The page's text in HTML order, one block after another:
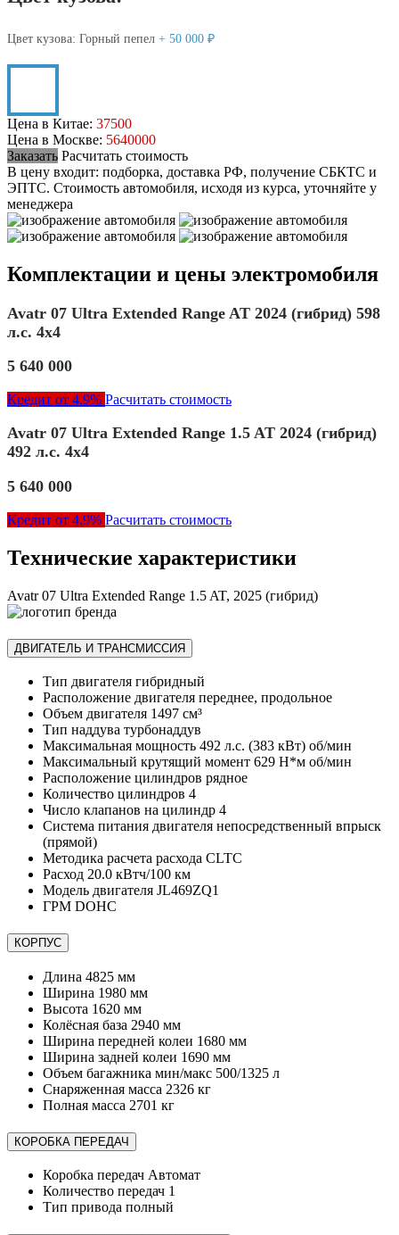
Цвет кузова: Горный пепел + 50 000 ₽
Цена в Китае: 37500
Цена в Москве: 5640000
Заказать Расчитать стоимость
В цену входит: подборка, доставка РФ, получение СБКТС и
ЭПТС. Стоимость автомобиля, исходя из курса, уточняйте у
менеджера
Комплектации и цены электромобиля
Avatr 07 Ultra Extended Range AT 2024 (гибрид) 598
л.с. 4x4
5 640 000
Кредит от 4.9% Расчитать стоимость
Avatr 07 Ultra Extended Range 1.5 AT 2024 (гибрид)
492 л.с. 4x4
5 640 000
Кредит от 4.9% Расчитать стоимость
Технические характеристики
Avatr 07 Ultra Extended Range 1.5 AT, 2025 (гибрид)
ДВИГАТЕЛЬ И ТРАНСМИССИЯ
Тип двигателя гибридный
Расположение двигателя переднее, продольное
Объем двигателя 1497 см³
Тип наддува турбонаддув
Максимальная мощность 492 л.с. (383 кВт) об/мин
Максимальный крутящий момент 629 Н*м об/мин
Расположение цилиндров рядное
Количество цилиндров 4
Число клапанов на цилиндр 4
Система питания двигателя непосредственный впрыск
(прямой)
Методика расчета расхода CLTC
Расход 20.0 кВтч/100 км
Модель двигателя JL469ZQ1
ГРМ DOHC
КОРПУС
Длина 4825 мм
Ширина 1980 мм
Высота 1620 мм
Колёсная база 2940 мм
Ширина передней колеи 1680 мм
Ширина задней колеи 1690 мм
Объем багажника мин/макс 500/1325 л
Снаряженная масса 2326 кг
Полная масса 2701 кг
КОРОБКА ПЕРЕДАЧ
Коробка передач Автомат
Количество передач 1
Тип привода полный